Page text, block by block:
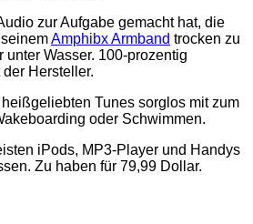
zur Aufgabe gemacht hat, die
Amphibx Armband trocken zu
unter Wasser. 100-prozentig
Hersteller.
Tunes sorglos mit zum
oder Schwimmen.
iPods, MP3-Player und Handys
Zu haben für 79,99 Dollar.